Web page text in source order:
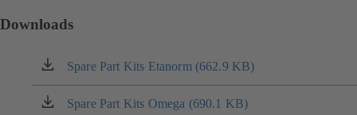
Downloads
Spare Part Kits Etanorm (662.9 KB)
(otwiera
się
w
Spare Part Kits Omega (690.1 KB)
(otwiera